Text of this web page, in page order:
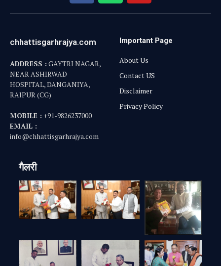
chhattisgarhrajya.com
ADDRESS : GAYTRI NAGAR,
NEAR ASHIRWAD
HOSPITAL, DANGANIYA,
RAIPUR (CG)
MOBILE : +91-9826237000
EMAIL :
info@chhattisgarhrajya.com
Important Page
About Us
Contact US
Disclaimer
Privacy Policy
गैलरी